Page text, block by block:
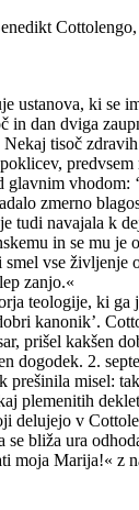
ustanova, ki
in dan dviga
tisoč
zmerno
navajala k
in se mu
vse
zanjo.«
teologije, ki
kanonik’.
prišel kakšen
2.
misel:
plemenitih
delujejo v
bliža ura
Marija!« z